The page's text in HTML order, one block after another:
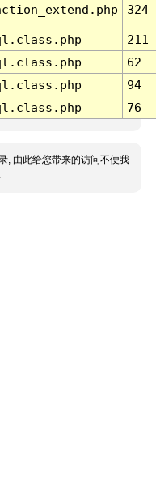
324
211
62
94
76
, 由此给您带来的访问不便我